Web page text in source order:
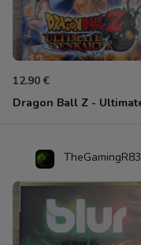
12.90 €
TheGamingR83